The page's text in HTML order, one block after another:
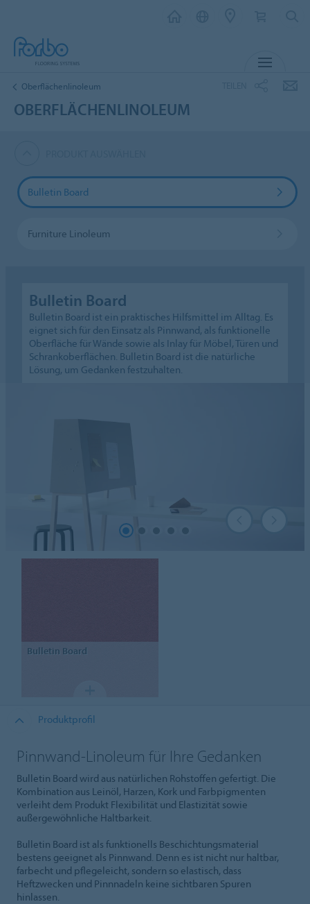
Oberflächenlinoleum
OBERFLÄCHENLINOLEUM
Bulletin Board
Furniture Linoleum
Bulletin Board
Bulletin Board ist ein praktisches Hilfsmittel im Alltag. Es
eignet sich für den Einsatz als Pinnwand, als funktionelle
Oberfläche für Wände sowie als Inlay für Möbel, Türen und
Schrankoberflächen. Bulletin Board ist die natürliche
Lösung, um Gedanken festzuhalten.
Bulletin Board
Produktprofil
Pinnwand-Linoleum für Ihre Gedanken
Bulletin Board wird aus natürlichen Rohstoffen gefertigt. Die
Kombination aus Leinöl, Harzen, Kork und Farbpigmenten
verleiht dem Produkt Flexibilität und Elastizität sowie
außergewöhnliche Haltbarkeit.
Bulletin Board ist als funktionells Beschichtungsmaterial
bestens geeignet als Pinnwand. Denn es ist nicht nur haltbar,
farbecht und pflegeleicht, sondern so elastisch, dass
Heftzwecken und Pinnnadeln keine sichtbaren Spuren
hinlassen.